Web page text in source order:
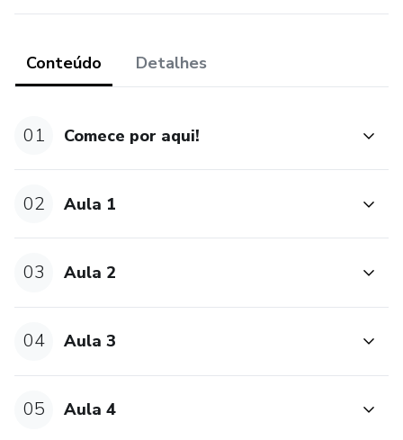
Conteúdo Detalhes
01 Comece por aqui!
02 Aula 1
03 Aula 2
04 Aula 3
05 Aula 4